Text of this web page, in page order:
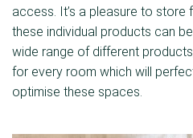
access. It’s a pleasure to store
these individual products can
wide range of different
for every room which will
optimise these spaces.